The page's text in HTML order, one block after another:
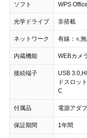
ソフト WPS
光学ドライブ 非搭載
ネットワーク 有線：○,
内蔵機能 WEBカメ
接続端子
USB
ドスロッ
C
付属品 電源アダ
保証期間 1年間